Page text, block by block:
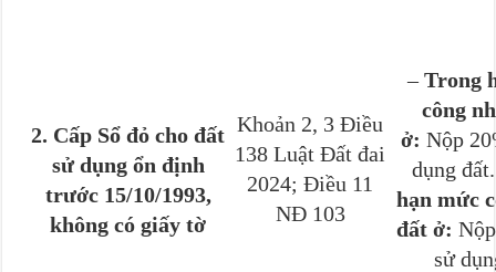
2. Cấp Sổ đỏ cho đất
sử dụng ổn định
trước 15/10/1993,
không có giấy tờ
Khoản 2, 3 Điều
138 Luật Đất đai
2024; Điều 11
NĐ 103
–Trong
công
ở: Nộp
dụng
hạn mức
đất ở:
sử